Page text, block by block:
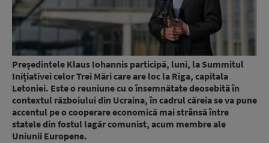
Președintele Klaus Iohannis participă, luni, la Summitul
Inițiativei celor Trei Mări care are loc la Riga, capitala
Letoniei. Este o reuniune cu o însemnătate deosebită în
contextul războiului din Ucraina, în cadrul căreia se va pune
accentul pe o cooperare economică mai strânsă între
statele din fostul lagăr comunist, acum membre ale
Uniunii Europene.